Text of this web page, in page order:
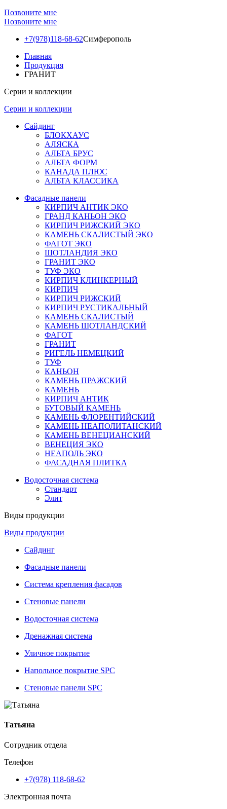
Позвоните мне
Позвоните мне
+7(978)118-68-62Симферополь
Главная
Продукция
ГРАНИТ
Серии и коллекции
Серии и коллекции
Сайдинг
БЛОКХАУС
АЛЯСКА
АЛЬТА БРУС
АЛЬТА ФОРМ
КАНАДА ПЛЮС
АЛЬТА КЛАССИКА
Фасадные панели
КИРПИЧ АНТИК ЭКО
ГРАНД КАНЬОН ЭКО
КИРПИЧ РИЖСКИЙ ЭКО
КАМЕНЬ СКАЛИСТЫЙ ЭКО
ФАГОТ ЭКО
ШОТЛАНДИЯ ЭКО
ГРАНИТ ЭКО
ТУФ ЭКО
КИРПИЧ КЛИНКЕРНЫЙ
КИРПИЧ
КИРПИЧ РИЖСКИЙ
КИРПИЧ РУСТИКАЛЬНЫЙ
КАМЕНЬ СКАЛИСТЫЙ
КАМЕНЬ ШОТЛАНДСКИЙ
ФАГОТ
ГРАНИТ
РИГЕЛЬ НЕМЕЦКИЙ
ТУФ
КАНЬОН
КАМЕНЬ ПРАЖСКИЙ
КАМЕНЬ
КИРПИЧ АНТИК
БУТОВЫЙ КАМЕНЬ
КАМЕНЬ ФЛОРЕНТИЙСКИЙ
КАМЕНЬ НЕАПОЛИТАНСКИЙ
КАМЕНЬ ВЕНЕЦИАНСКИЙ
ВЕНЕЦИЯ ЭКО
НЕАПОЛЬ ЭКО
ФАСАДНАЯ ПЛИТКА
Водосточная система
Стандарт
Элит
Виды продукции
Виды продукции
Сайдинг
Фасадные панели
Система крепления фасадов
Стеновые панели
Водосточная система
Дренажная система
Уличное покрытие
Напольное покрытие SPC
Стеновые панели SPC
Татьяна
Сотрудник отдела
Телефон
+7(978) 118-68-62
Электронная почта